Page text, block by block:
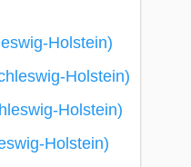
Holstein)
Holstein)
Holstein)
Holstein)